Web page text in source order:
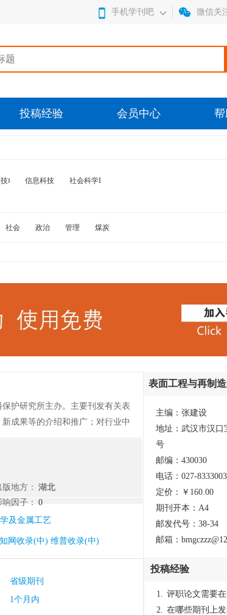
手机学刊吧 微信关
投稿经验 会员中心
‖ 信息科技
社会科学I
社会 政治 管理
煤炭
护研究所主办。主要刊发有关表
成果等的介绍和推广；对行业中
有关注_行业活动、关注_企业
人物传真、专题_成功案例、博
、深度_部委发布、博览_专利集
究述评、深度_专家视点、专题_
版地方：
湖北
响因子：
0
及金属工艺
网收录(中) 维普收录(中)
省级期刊
1个月内
表面工程与再制
主编：张建设
地址：武汉市汉口
号
邮编：430030
电话：027-
定价：￥160.00
期刊开本：A4
邮发代号：38-34
邮箱：
投稿经验
1. 评职论文需要在什
2. 在哪些期刊上发表论文